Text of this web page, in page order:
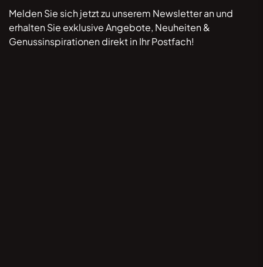
Melden Sie sich jetzt zu unserem Newsletter an und
erhalten Sie exklusive Angebote, Neuheiten &
Genussinspirationen direkt in Ihr Postfach!